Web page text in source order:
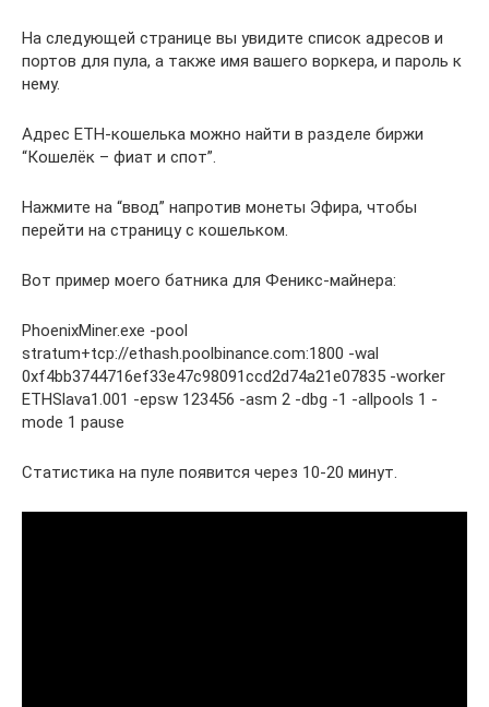
На следующей странице вы увидите список адресов и
портов для пула, а также имя вашего воркера, и пароль к
нему.
Адрес ETH-кошелька можно найти в разделе биржи
“Кошелёк – фиат и спот”.
Нажмите на “ввод” напротив монеты Эфира, чтобы
перейти на страницу с кошельком.
Вот пример моего батника для Феникс-майнера:
PhoenixMiner.exe -pool
stratum+tcp://ethash.poolbinance.com:1800 -wal
0xf4bb3744716ef33e47c98091ccd2d74a21e07835 -worker
ETHSlava1.001 -epsw 123456 -asm 2 -dbg -1 -allpools 1 -
mode 1 pause
Статистика на пуле появится через 10-20 минут.